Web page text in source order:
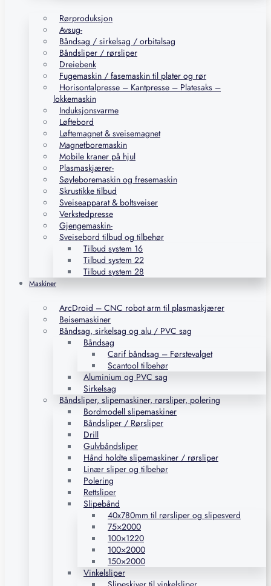
Rørproduksjon
Avsug-
Båndsag / sirkelsag / orbitalsag
Båndsliper / rørsliper
Dreiebenk
Fugemaskin / fasemaskin til plater og rør
Horisontalpresse – Kantpresse – Platesaks –
lokkemaskin
Induksjonsvarme
Løftebord
Løftemagnet & sveisemagnet
Magnetboremaskin
Mobile kraner på hjul
Plasmaskjærer-
Søyleboremaskin og fresemaskin
Skrustikke tilbud
Sveiseapparat & boltsveiser
Verkstedpresse
Gjengemaskin-
Sveisebord tilbud og tilbehør
Tilbud system 16
Tilbud system 22
Tilbud system 28
Maskiner
ArcDroid – CNC robot arm til plasmaskjærer
Beisemaskiner
Båndsag, sirkelsag og alu / PVC sag
Båndsag
Carif båndsag – Førstevalget
Scantool tilbehør
Aluminium og PVC sag
Sirkelsag
Båndsliper, slipemaskiner, rørsliper, polering
Bordmodell slipemaskiner
Båndsliper / Rørsliper
Drill
Gulvbåndsliper
Hånd holdte slipemaskiner / rørsliper
Linær sliper og tilbehør
Polering
Rettsliper
Slipebånd
40x780mm til rørsliper og slipesverd
75×2000
100×1220
100×2000
150×2000
Vinkelsliper